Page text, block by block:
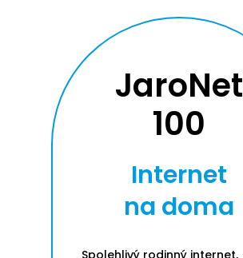
JaroNet
100
Internet
na doma
Spolehlivý rodinný internet,